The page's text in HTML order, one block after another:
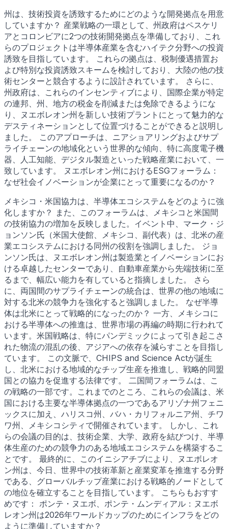
州は、技術投資を誘致するためにどのような開発拠点を用意
していますか？ 産業戦略の一環として、州政府はペスケリ
アとコロンビアに2つの技術開発拠点を準備しており、これ
らのプロジェクトは半導体産業を含むハイテク分野への投資
誘致を目指しています。 これらの拠点は、税制優遇措置お
よび特別な投資誘致スキームを検討しており、大陸の他の技
術センターと競合するように設計されています。 さらに、
州政府は、これらのインセンティブにより、国際企業が特定
の連邦、州、地方の税金を削減または免除できるようにな
り、ヌエボレオン州を新しい技術プラントにとって魅力的な
デスティネーションとして位置づけることができると説明し
ました。 このアプローチは、ニアショアリングおよびサプ
ライチェーンの地域化という世界的な傾向、特に高度電子機
器、人工知能、デジタル製造といった戦略産業において、一
致しています。 ヌエボレオン州におけるESGフォーラム：
なぜ社会イノベーションが企業にとって重要になるのか？
メキシコ・米国協力は、半導体エコシステムをどのように強
化しますか？ また、このフォーラムは、メキシコと米国間
の技術協力の増加を反映しました。イベント中、マーク・ジ
ョンソン氏（米国大使館、メキシコ、副代表）は、北米の産
業エコシステムにおける同州の役割を強調しました。 ジョ
ンソン氏は、ヌエボレオン州は製造業とイノベーションにお
ける卓越したセンターであり、自動車産業から先端技術に至
るまで、幅広い能力を有していると指摘しました。 さら
に、両国間のサプライチェーンの統合は、世界の他の地域に
対する北米の競争力を強化すると強調しました。 なぜ半導
体は北米にとって戦略的になったのか？ 一方、メキシコに
おける半導体への推進は、世界市場の再編の時期に行われて
います。米国戦略は、特にパンデミックによって引き起こさ
れた物流の混乱の後、アジアへの依存を減らすことを目指し
ています。 この文脈で、CHIPS and Science Actが誕生
し、北米における地域的なチップ生産を推進し、戦略的同盟
国との協力を促進する法律です。 二国間フォーラムは、こ
の戦略の一部です。これまでのところ、これらの会議は、米
国における主要な半導体拠点の一つであるアリゾナ州フェニ
ックスに加え、ハリスコ州、バハ・カリフォルニア州、チワ
ワ州、メキシコシティで開催されています。 しかし、これ
らの会議の目的は、技術企業、大学、政府を結びつけ、半導
体生産のための競争力のある地域エコシステムを構築するこ
とです。 最終的に、このイニシアチブにより、ヌエボレオ
ン州は、今日、世界中の技術革新と産業変革を推進する分野
である、グローバルチップ産業における戦略的ノードとして
の地位を確立することを目指しています。 こちらもおすす
めです： ポンテ・ヌエボ、ポンテ・ムンディアル：ヌエボ
レオン州は2026年ワールドカップのためにインフラをどの
ように準備していますか？